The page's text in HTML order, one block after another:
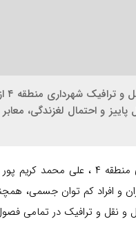
و احتمال لغزندگی،
و افراد کم توان جسمی،
و نقل و ترافیک در تمامی